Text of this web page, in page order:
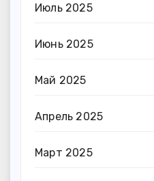
Июль 2025
Июнь 2025
Май 2025
Апрель 2025
Март 2025